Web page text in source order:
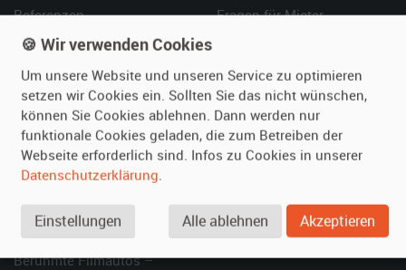
Referenzen
Kundenmeinungen
Fragen für Mieter
Vermieten
Oldtimer anmelden
Fotos senden
Fragen für Vermieter
Hilfe
Häufige Fragen (FAQ)
So funktioniert's
SPECIAL
Berühmte Filmautos –
🍪 Wir verwenden Cookies
Um unsere Website und unseren Service zu optimieren
setzen wir Cookies ein. Sollten Sie das nicht wünschen,
können Sie Cookies ablehnen. Dann werden nur
funktionale Cookies geladen, die zum Betreiben der
Webseite erforderlich sind. Infos zu Cookies in unserer
Datenschutzerklärung.
Einstellungen Alle ablehnen Akzeptieren